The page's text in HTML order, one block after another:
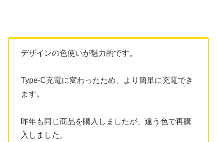
デザインの色使いが魅力的です。
Type-C充電に変わったため、より簡単に充電でき
ます。
昨年も同じ商品を購入しましたが、違う色で再購
入しました。